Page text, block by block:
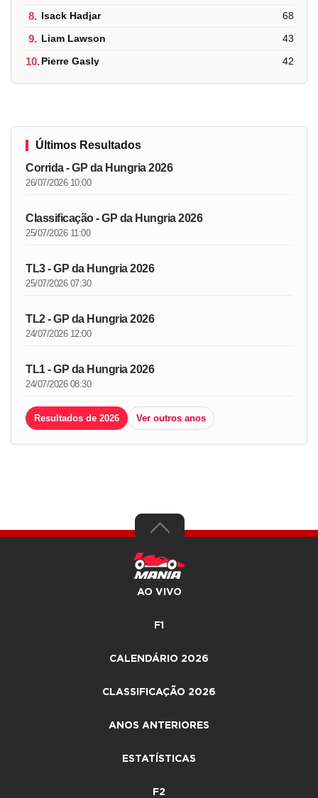
8. Isack Hadjar 68
9. Liam Lawson 43
10.Pierre Gasly 42
Últimos Resultados
Corrida - GP da Hungria 2026
26/07/2026 10:00
Classificação - GP da Hungria 2026
25/07/2026 11:00
TL3 - GP da Hungria 2026
25/07/2026 07:30
TL2 - GP da Hungria 2026
24/07/2026 12:00
TL1 - GP da Hungria 2026
24/07/2026 08:30
Resultados de 2026 Ver outros anos
AO VIVO
F1
CALENDÁRIO 2026
CLASSIFICAÇÃO 2026
ANOS ANTERIORES
ESTATÍSTICAS
F2